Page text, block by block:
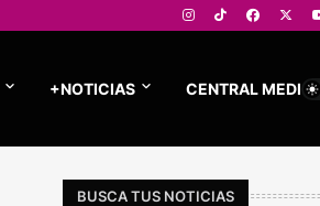
+NOTICIAS CENTRAL MEDIOS
BUSCA TUS NOTICIAS